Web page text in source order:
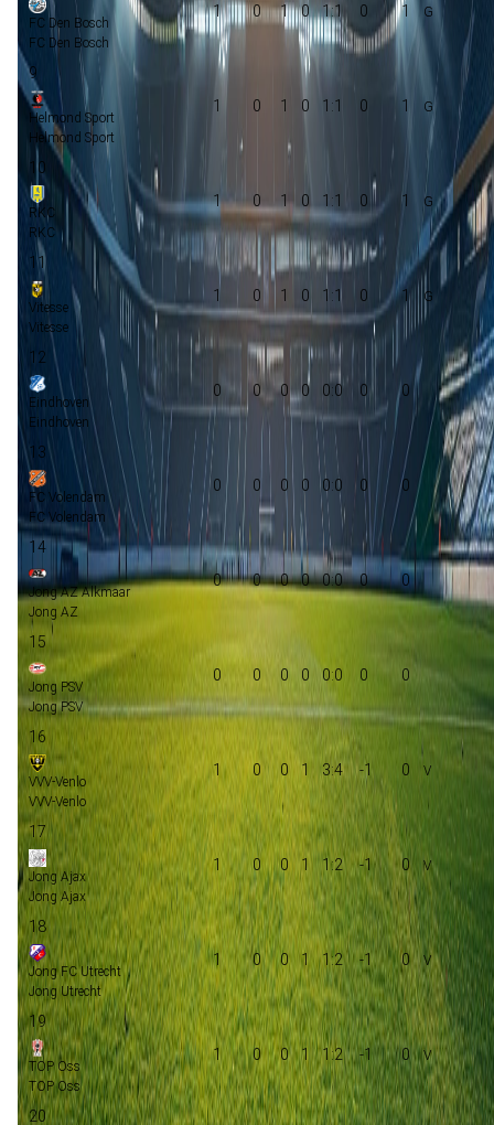
FC Den Bosch
FC Den Bosch
1 0 1 0 1:1 0 1
9
Helmond Sport
Helmond Sport
1 0 1 0 1:1 0 1
10
RKC
RKC
1 0 1 0 1:1 0 1
11
Vitesse
Vitesse
1 0 1 0 1:1 0 1
12
Eindhoven
Eindhoven
0 0 0 0 0:0 0 0
13
FC Volendam
FC Volendam
0 0 0 0 0:0 0 0
14
Jong AZ Alkmaar
Jong AZ
0 0 0 0 0:0 0 0
15
Jong PSV
Jong PSV
0 0 0 0 0:0 0 0
16
VVV-Venlo
VVV-Venlo
1 0 0 1 3:4 -1 0
17
Jong Ajax
Jong Ajax
1 0 0 1 1:2 -1 0
18
Jong FC Utrecht
Jong Utrecht
1 0 0 1 1:2 -1 0
19
TOP Oss
TOP Oss
1 0 0 1 1:2 -1 0
20